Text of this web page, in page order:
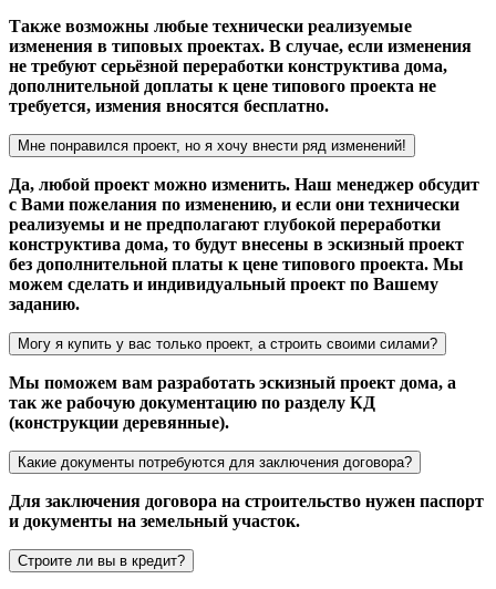
Также возможны любые технически реализуемые
изменения в типовых проектах. В случае, если изменения
не требуют серьёзной переработки конструктива дома,
дополнительной доплаты к цене типового проекта не
требуется, измения вносятся бесплатно.
Мне понравился проект, но я хочу внести ряд изменений!
Да, любой проект можно изменить. Наш менеджер обсудит
с Вами пожелания по изменению, и если они технически
реализуемы и не предполагают глубокой переработки
конструктива дома, то будут внесены в эскизный проект
без дополнительной платы к цене типового проекта. Мы
можем сделать и индивидуальный проект по Вашему
заданию.
Могу я купить у вас только проект, а строить своими силами?
Мы поможем вам разработать эскизный проект дома, а
так же рабочую документацию по разделу КД
(конструкции деревянные).
Какие документы потребуются для заключения договора?
Для заключения договора на строительство нужен паспорт
и документы на земельный участок.
Строите ли вы в кредит?